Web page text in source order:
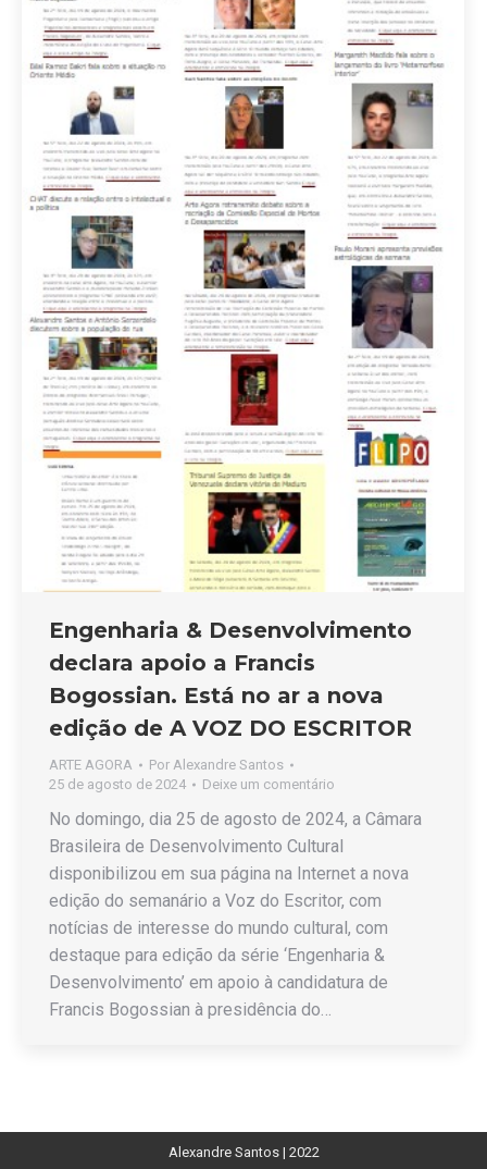
Engenharia & Desenvolvimento
declara apoio a Francis
Bogossian. Está no ar a nova
edição de A VOZ DO ESCRITOR
ARTE AGORA Por Alexandre Santos
25 de agosto de 2024
Deixe um comentário
No domingo, dia 25 de agosto de 2024, a Câmara
Brasileira de Desenvolvimento Cultural
disponibilizou em sua página na Internet a nova
edição do semanário a Voz do Escritor, com
notícias de interesse do mundo cultural, com
destaque para edição da série ‘Engenharia &
Desenvolvimento’ em apoio à candidatura de
Francis Bogossian à presidência do…
Alexandre Santos | 2022